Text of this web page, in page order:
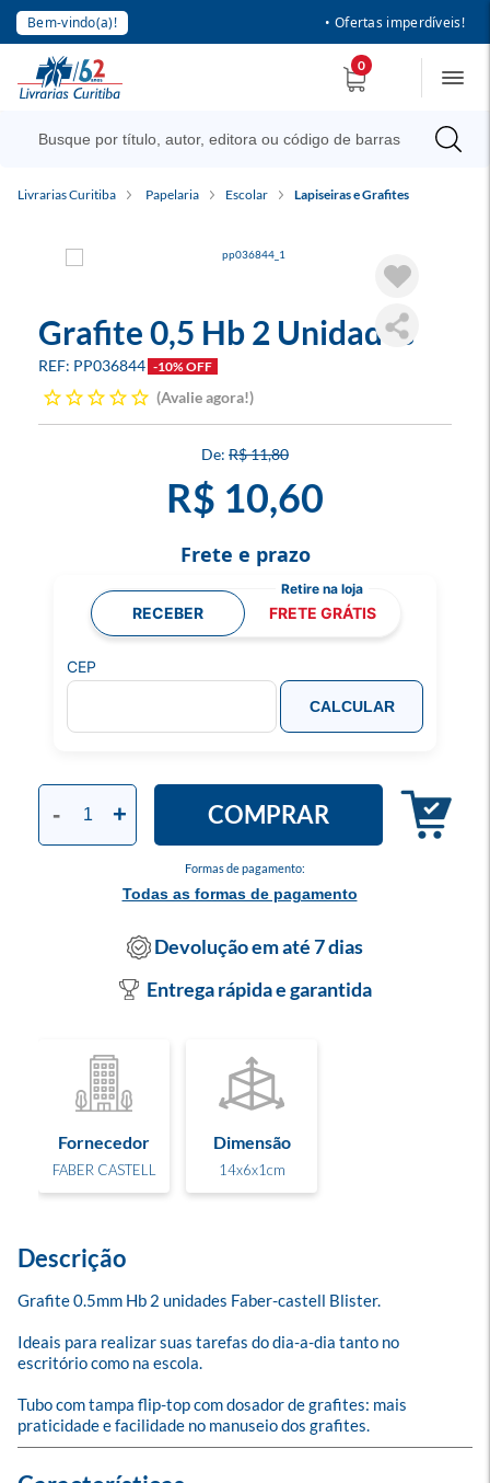
Bem-vindo(a)! • Ofertas imperdíveis!
0
Livrarias Curitiba Papelaria Escolar Lapiseiras e Grafites
Grafite 0,5 Hb 2 Unidades
PP036844 -10% OFF
Avalie agora!
R$ 11,80
R$ 10,60
Formas de pagamento:
Todas as formas de pagamento
- + COMPRAR
Frete e prazo
RECEBER FRETE GRÁTIS
CEP
CALCULAR
Devolução em até 7 dias
Entrega rápida e garantida
Fornecedor
FABER CASTELL
Dimensão
14x6x1cm
Descrição
Grafite 0.5mm Hb 2 unidades Faber-castell Blister.
Ideais para realizar suas tarefas do dia-a-dia tanto no
escritório como na escola.
Tubo com tampa flip-top com dosador de grafites: mais
praticidade e facilidade no manuseio dos grafites.